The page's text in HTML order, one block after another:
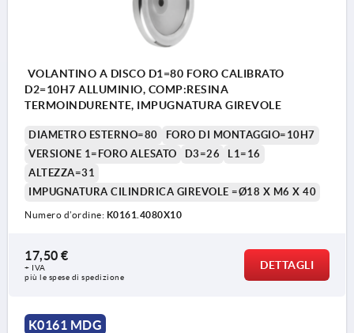
VOLANTINO A DISCO D1=80 FORO CALIBRATO
D2=10H7 ALLUMINIO, COMP:RESINA
TERMOINDURENTE, IMPUGNATURA GIREVOLE
DIAMETRO ESTERNO=80
FORO DI MONTAGGIO=10H7
VERSIONE 1=FORO ALESATO
D3=26
L1=16
ALTEZZA=31
IMPUGNATURA CILINDRICA GIREVOLE =Ø18 X M6 X 40
Numero d’ordine: K0161.4080X10
17,50 €
+ IVA
più le spese di spedizione
DETTAGLI
K0161 MDG